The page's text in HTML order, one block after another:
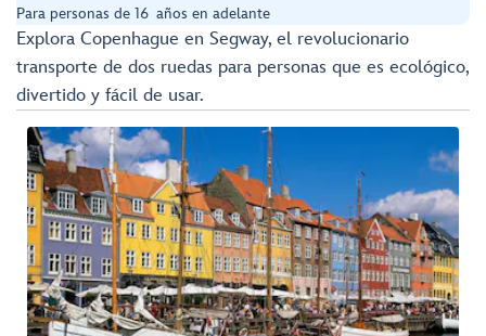
Para personas de 16 años en adelante
Explora Copenhague en Segway, el revolucionario
transporte de dos ruedas para personas que es ecológico,
divertido y fácil de usar.